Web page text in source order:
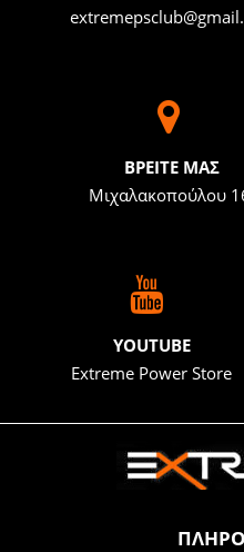
BΡΕΙΤΕ ΜΑΣ
Μιχαλακοπούλου
YOUTUBE
Extreme Power Store